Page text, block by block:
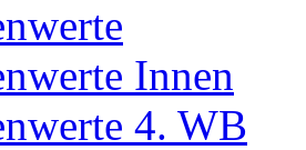
Innen
4. WB